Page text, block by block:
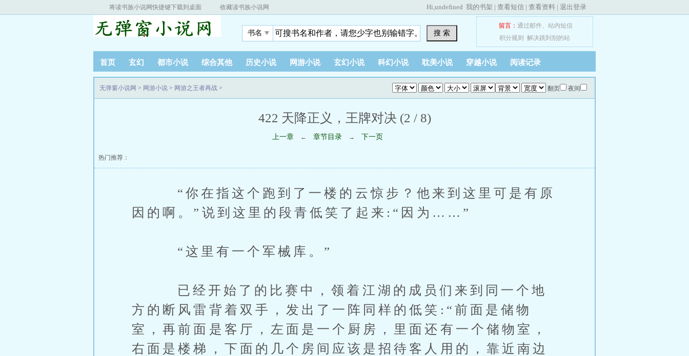
将读书族小说网快捷键下载到桌面 收藏读书族小说网 Hi,undefined 我的书架 | 查看短信 | 查看资料 | 退出登录
书名 搜 索
留言： 通过邮件、 站内短信
积分规则
解决跳到别的站
首页 玄幻 都市小说 综合其他 历史小说 网游小说 玄幻小说 科幻小说 耽美小说 穿越小说 阅读记录
翻页 夜间
无弹窗小说网 > 网游小说 > 网游之王者再战 >
422 天降正义，王牌对决 (2 / 8)
上一章 ← 章节目录 → 下一页
热门推荐：
“你在指这个跑到了一楼的云惊步？他来到这里可是有原
因的啊。”说到这里的段青低笑了起来:“因为……”
“这里有一个军械库。”
已经开始了的比赛中，领着江湖的成员们来到同一个地
方的断风雷背着双手，发出了一阵同样的低笑:“前面是储物
室，再前面是客厅，左面是一个厨房，里面还有一个储物室，
右面是楼梯，下面的几个房间应该是招待客人用的，靠近南边